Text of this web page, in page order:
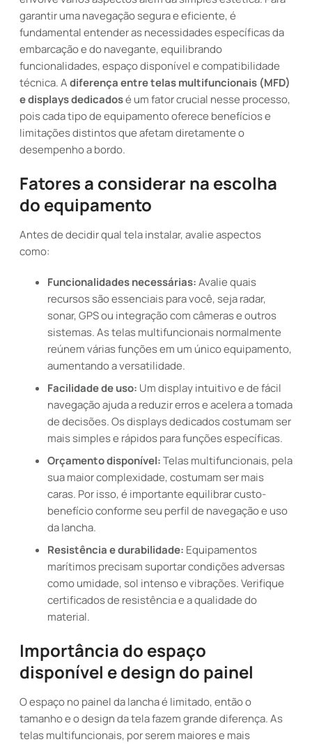
garantir uma navegação segura e eficiente, é
fundamental entender as necessidades específicas da
embarcação e do navegante, equilibrando
funcionalidades, espaço disponível e compatibilidade
técnica. Adiferença entre telas multifuncionais (MFD)
e displays dedicadosé um fator crucial nesse processo,
pois cada tipo de equipamento oferece benefícios e
limitações distintos que afetam diretamente o
desempenho a bordo.
Fatores a considerar na escolha
do equipamento
Antes de decidir qual tela instalar, avalie aspectos
como:
Funcionalidades necessárias:Avalie quais
recursos são essenciais para você, seja radar,
sonar, GPS ou integração com câmeras e outros
sistemas. As telas multifuncionais normalmente
reúnem várias funções em um único equipamento,
aumentando a versatilidade.
Facilidade de uso: Um display intuitivo e de fácil
navegação ajuda a reduzir erros e acelera a tomada
de decisões. Os displays dedicados costumam ser
mais simples e rápidos para funções específicas.
Orçamento disponível:Telas multifuncionais, pela
sua maior complexidade, costumam ser mais
caras. Por isso, é importante equilibrar custo-
benefício conforme seu perfil de navegação e uso
da lancha.
Resistência e durabilidade: Equipamentos
marítimos precisam suportar condições adversas
como umidade, sol intenso e vibrações. Verifique
certificados de resistência e a qualidade do
material.
Importância do espaço
disponível e design do painel
O espaço no painel da lancha é limitado, então o
tamanho e o design da tela fazem grande diferença. As
telas multifuncionais, por serem maiores e mais